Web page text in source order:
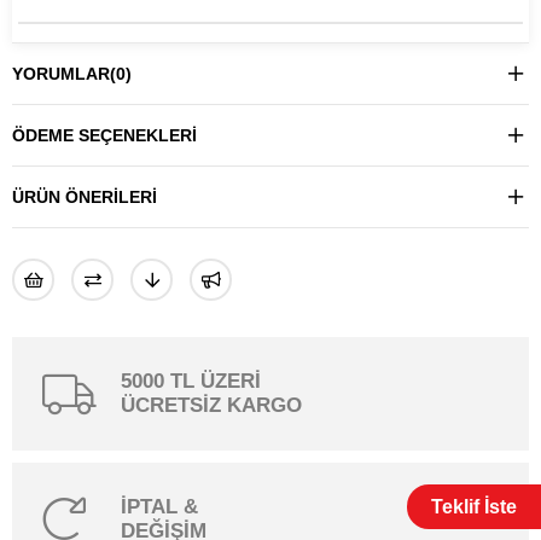
Teklif İste
YORUMLAR(0)
ÖDEME SEÇENEKLERI
ÜRÜN ÖNERILERI
5000 TL ÜZERİ
ÜCRETSİZ KARGO
İPTAL &
DEĞİŞİM